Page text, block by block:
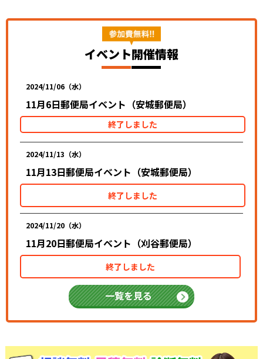
イベント開催情報
2024/11/06（水）
11月6日郵便局イベント（安城郵便局）
終了しました
2024/11/13（水）
11月13日郵便局イベント（安城郵便局）
終了しました
2024/11/20（水）
11月20日郵便局イベント（刈谷郵便局）
終了しました
一覧を見る